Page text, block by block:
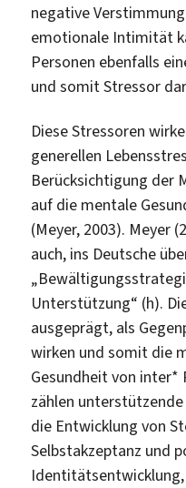
negative
emotionale Intimität
Personen ebenfalls
und somit Stressor
Diese Stressoren
generellen
Berücksichtigung der
auf die mentale
(Meyer, 2003). Meyer
auch, ins Deutsche
Unterstützung“ (h).
ausgeprägt, als
wirken und somit die
Gesundheit von inter*
zählen
die Entwicklung von
Selbstakzeptanz und